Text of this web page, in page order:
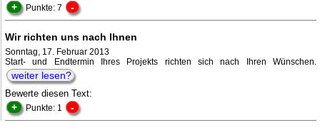
+ Punkte: 7 -
Wir richten uns nach Ihnen
Sonntag, 17. Februar 2013
Start- und Endtermin Ihres Projekts richten sich nach Ihren Wünschen.
weiter lesen?
Bewerte diesen Text:
+ Punkte: 1 -